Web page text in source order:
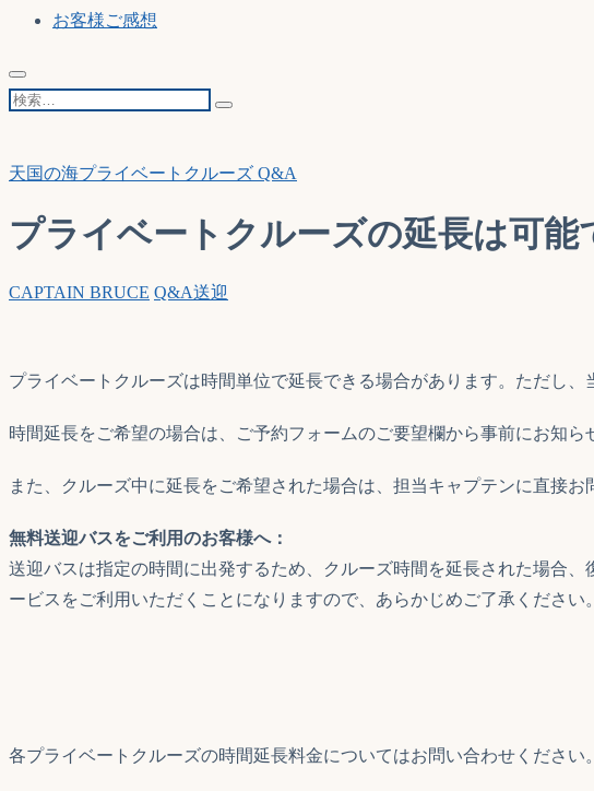
お客様ご感想
検
天国の海プライベートクルーズ Q&A
プライベートクルーズの延長は可能
CAPTAIN BRUCE Q&A送迎
プライベートクルーズは時間単位で延長できる場合があります。ただし
時間延長をご希望の場合は、ご予約フォームのご要望欄から事前にお知
また、クルーズ中に延長をご希望された場合は、担当キャプテンに直接お
無料送迎バスをご利用のお客様へ：
送迎バスは指定の時間に出発するため、クルーズ時間を延長された場合
ービスをご利用いただくことになりますので、あらかじめご了承ください。
各プライベートクルーズの時間延長料金についてはお問い合わせください。